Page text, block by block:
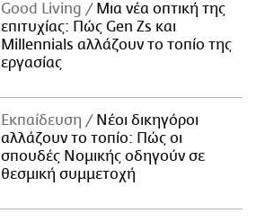
Good Living
Μια νέα οπτική της
επιτυχίας: Πώς Gen Zs και
Millennials αλλάζουν το τοπίο της
εργασίας
Εκπαίδευση
Νέοι δικηγόροι
αλλάζουν το τοπίο: Πώς οι
σπουδές Νομικής οδηγούν σε
θεσμική συμμετοχή